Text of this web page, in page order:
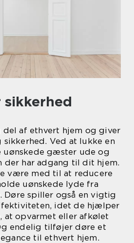
sikkerhed
af ethvert hjem og giver
Ved at lukke en
uønskede gæster ude og
der har adgang til dit hjem.
være med til at reducere
uønskede lyde fra
Døre spiller også en vigtig
idet de hjælper
at opvarmet eller afkølet
endelig tilføjer døre et
til ethvert hjem.